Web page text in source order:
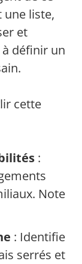
une liste,
et
définir un
cette
:
Notez
: Identifiez
serrés et